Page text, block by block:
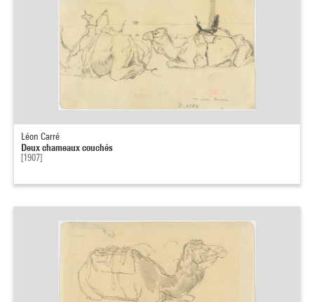
Léon Carré
Deux chameaux couchés
[1907]